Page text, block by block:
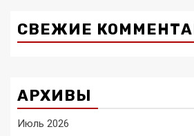
СВЕЖИЕ
АРХИВЫ
Июль 2026